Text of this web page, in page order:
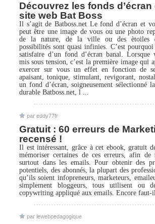
Découvrez les fonds
site web Bat Boss
Il s’agit de Batboss.net Le fond d’écran et
peut être une image de vous ou une photo
de la nature, de la ville ou des ètoiles
possibilités sont quasi infinies. C’est
satisfaire d’un fond d’écran banal. Lorsque
mis sous tension, c’est la première image qui
exercer sur vous un effet en fonction de
apaisant, tonique, stimulant, revigorant,
un fond d’écran, soigneusement sélectionné
durable Batboss.net, l ...
par eddy77fr
Gratuit : 60 erreurs de
recensé !
Il est intéressant, grâce à cet ebook, gratuit
mémoriser certaines de ces erreurs, afin de
surtout dans les emails. Pour obtenir des
potentiels, des abonnés, la plupart des
qu’ils soient infopreneurs, marketeurs,
simplement bloggeurs, tous utilisent ou
copywriting appliqué aux emails. Encore faut-
par lewebpedagogique